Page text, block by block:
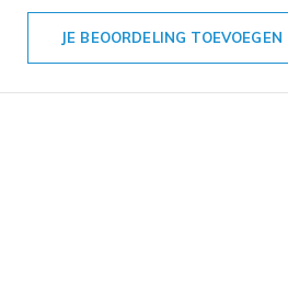
JE BEOORDELING TOEVOEGEN